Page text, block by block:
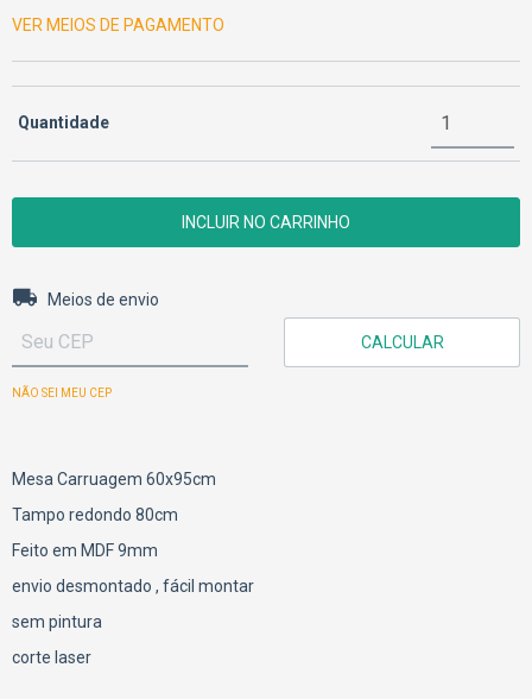
VER MEIOS DE PAGAMENTO
Quantidade
Entregas para o CEP:
Meios de envio
CALCULAR
NÃO SEI MEU CEP
Mesa Carruagem 60x95cm
Tampo redondo 80cm
Feito em MDF 9mm
envio desmontado , fácil montar
sem pintura
corte laser